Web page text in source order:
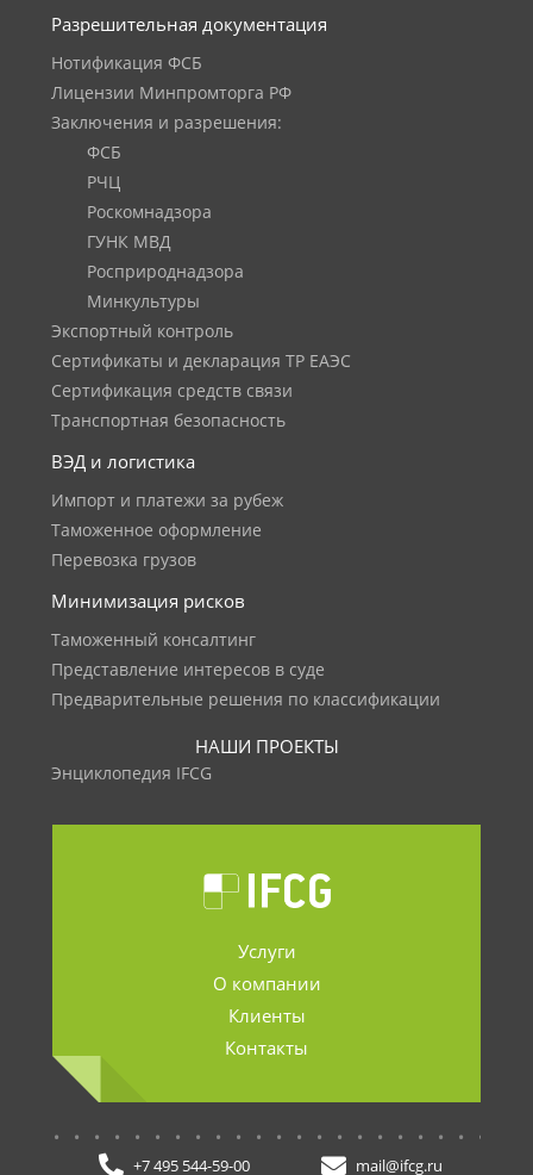
Разрешительная документация
Нотификация ФСБ
Лицензии Минпромторга РФ
Заключения и разрешения:
ФСБ
РЧЦ
Роскомнадзора
ГУНК МВД
Росприроднадзора
Минкультуры
Экспортный контроль
Сертификаты и декларация ТР ЕАЭС
Сертификация средств связи
Транспортная безопасность
ВЭД и логистика
Импорт и платежи за рубеж
Таможенное оформление
Перевозка грузов
Минимизация рисков
Таможенный консалтинг
Представление интересов в суде
Предварительные решения по классификации
НАШИ ПРОЕКТЫ
Энциклопедия IFCG
Услуги
О компании
Клиенты
Контакты
+7 495 544-59-00 mail@ifcg.ru